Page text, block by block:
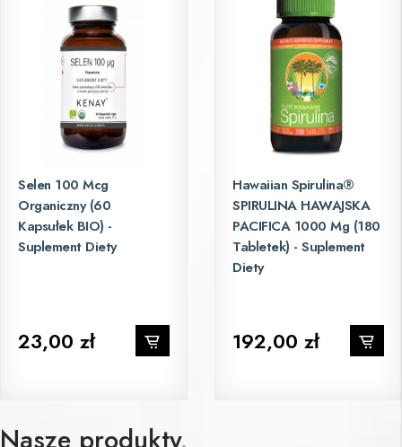
Selen 100 Mcg
Organiczny (60
Kapsułek BIO) -
Suplement Diety
23,00 zł
Hawaiian Spirulina®
SPIRULINA HAWAJSKA
PACIFICA 1000 Mg (180
Tabletek) - Suplement
Diety
192,00 zł